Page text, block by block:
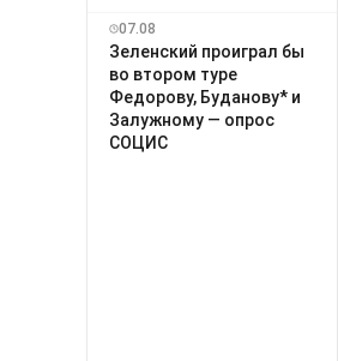
07.08
Зеленский проиграл бы
во втором туре
Федорову, Буданову* и
Залужному — опрос
СОЦИС